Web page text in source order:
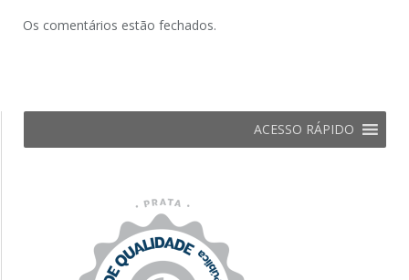
Os comentários estão fechados.
ACESSO RÁPIDO